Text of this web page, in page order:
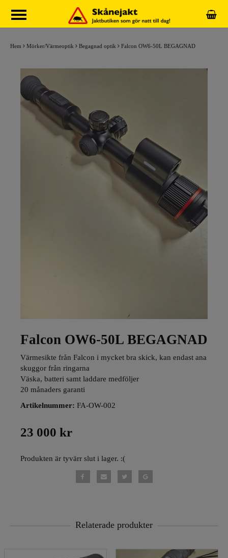
Hem Mörker/Värmeoptik Begagnad optik Falcon OW6-50L BEGAGNAD
Falcon OW6-50L BEGAGNAD
Värmesikte från Falcon i mycket bra skick, kan endast ana
skuggor från ringarna
Väska, batteri samt laddare medföljer
20 månaders garanti
Artikelnummer: FA-OW-002
23 000 kr
Produkten är tyvärr slut i lager. :(
Relaterade produkter